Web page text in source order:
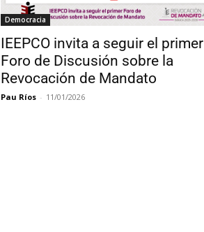
Democracia
IEEPCO invita a seguir el primer
Foro de Discusión sobre la
Revocación de Mandato
Pau Ríos - 11/01/2026